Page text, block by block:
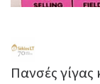
Πανσές